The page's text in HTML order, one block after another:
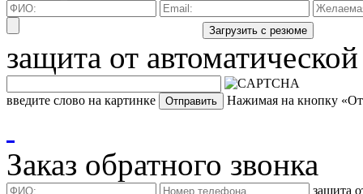
защита от
введите слово на картинке Нажимая на кнопку
Заказ обратного звонка
защита